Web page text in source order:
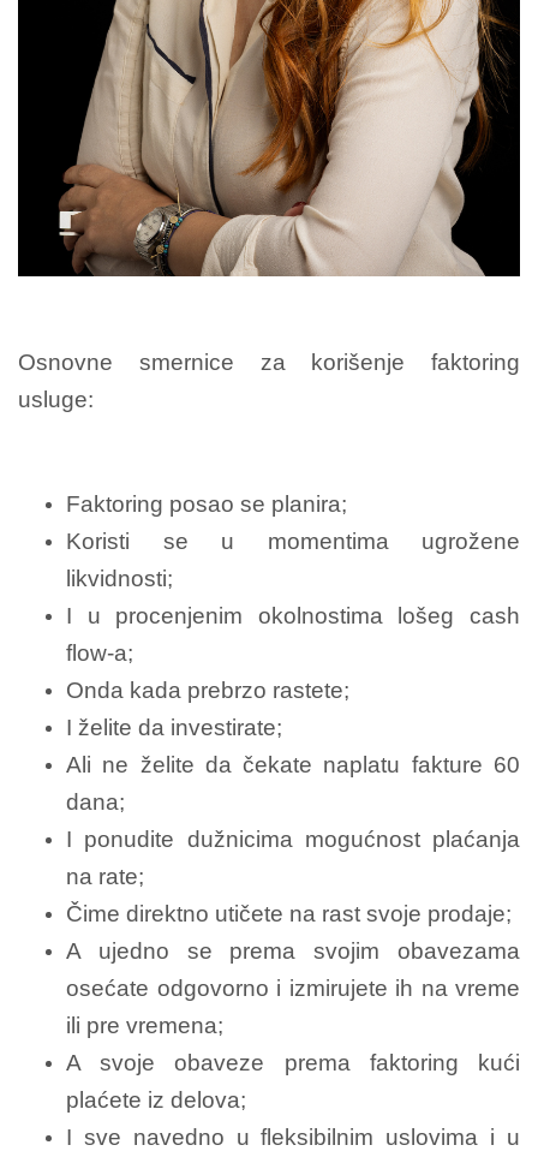
Osnovne smernice za korišenje faktoring
usluge:
Faktoring posao se planira;
Koristi se u momentima ugrožene
likvidnosti;
I u procenjenim okolnostima lošeg cash
flow-a;
Onda kada prebrzo rastete;
I želite da investirate;
Ali ne želite da čekate naplatu fakture 60
dana;
I ponudite dužnicima mogućnost plaćanja
na rate;
Čime direktno utičete na rast svoje prodaje;
A ujedno se prema svojim obavezama
osećate odgovorno i izmirujete ih na vreme
ili pre vremena;
A svoje obaveze prema faktoring kući
plaćete iz delova;
I sve navedno u fleksibilnim uslovima i u